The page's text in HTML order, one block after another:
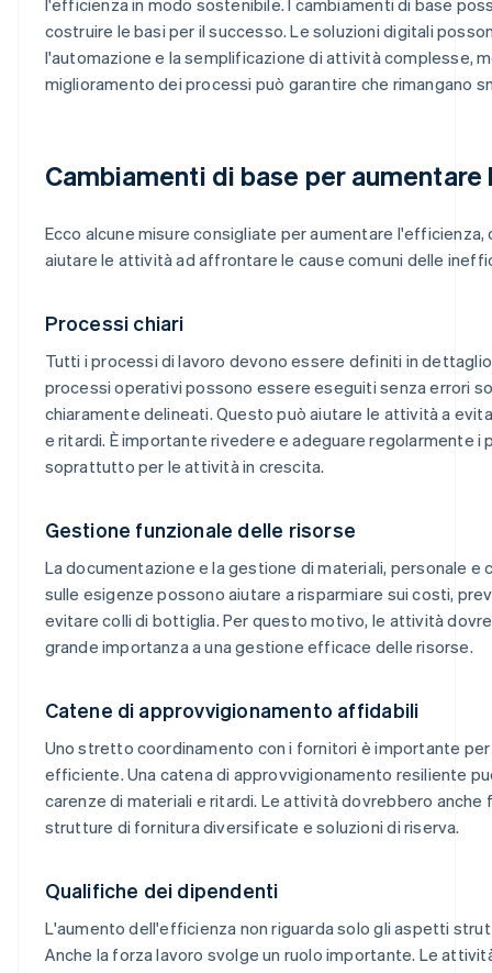
costruire le basi per il successo. Le soluzioni digitali
l'automazione e la semplificazione di attività complesse,
miglioramento dei processi può garantire che rimangano
Cambiamenti di base per
Ecco alcune misure consigliate per aumentare l'efficienza,
aiutare le attività ad affrontare le cause comuni delle
Processi chiari
Tutti i processi di lavoro devono essere definiti in
processi operativi possono essere eseguiti senza errori
chiaramente delineati. Questo può aiutare le attività a
e ritardi. È importante rivedere e adeguare regolarmente i
soprattutto per le attività in crescita.
Gestione funzionale delle risorse
La documentazione e la gestione di materiali, personale e
sulle esigenze possono aiutare a risparmiare sui costi,
evitare colli di bottiglia. Per questo motivo, le attività
grande importanza a una gestione efficace delle risorse.
Catene di approvvigionamento affidabili
Uno stretto coordinamento con i fornitori è importante
efficiente. Una catena di approvvigionamento resiliente
carenze di materiali e ritardi. Le attività dovrebbero
strutture di fornitura diversificate e soluzioni di riserva.
Qualifiche dei dipendenti
L'aumento dell'efficienza non riguarda solo gli aspetti
Anche la forza lavoro svolge un ruolo importante. Le